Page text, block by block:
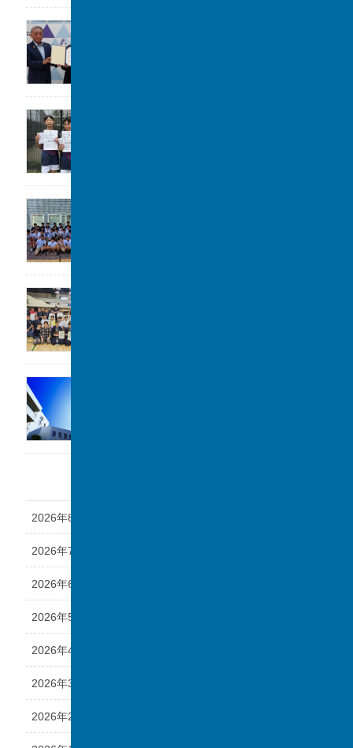
2026年8月
2026年7月
2026年6月
2026年5月
2026年4月
2026年3月
2026年2月